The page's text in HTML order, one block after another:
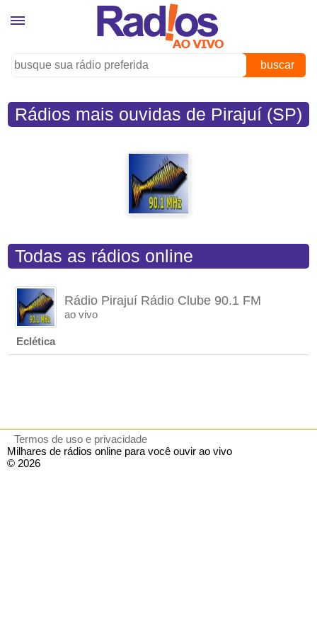
buscar
Rádios mais ouvidas de Pirajuí (SP)
Todas as rádios online
Rádio Pirajuí Rádio Clube 90.1 FM
ao vivo
Eclética
Termos de uso e privacidade
Milhares de rádios online para você ouvir ao vivo
© 2026